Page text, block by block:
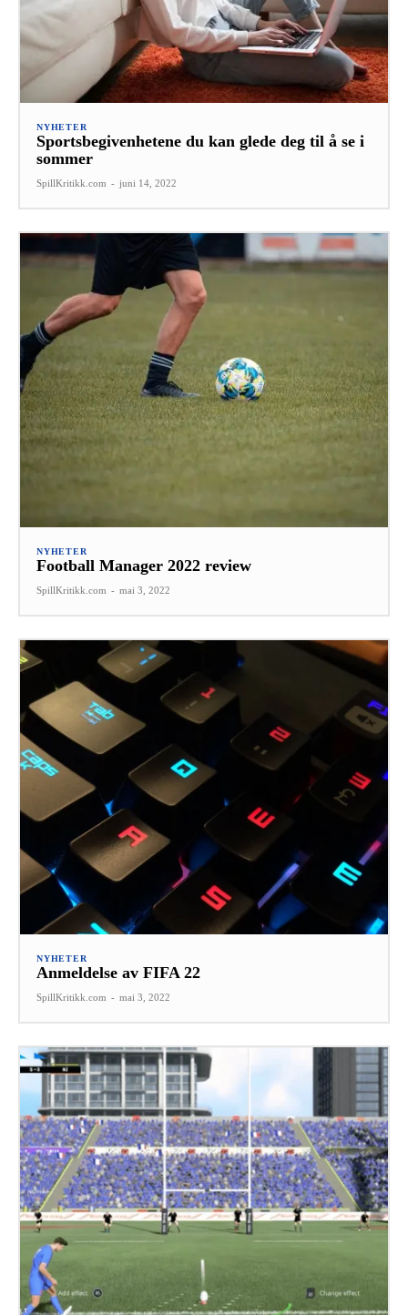
NYHETER
Sportsbegivenhetene du kan glede deg til å se i
sommer
SpillKritikk.com - juni 14, 2022
NYHETER
Football Manager 2022 review
SpillKritikk.com - mai 3, 2022
NYHETER
Anmeldelse av FIFA 22
SpillKritikk.com - mai 3, 2022